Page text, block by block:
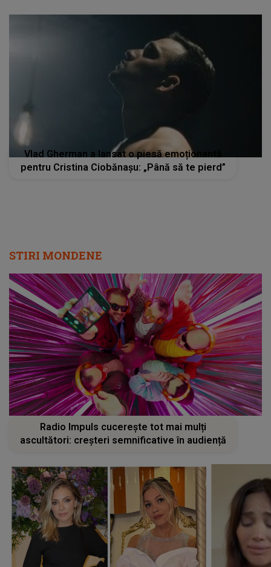
Vlad Gherman a lansat o piesă emoționantă
pentru Cristina Ciobănașu: „Până să te pierd”
STIRI MONDENE
Radio Impuls cucerește tot mai mulți
ascultători: creșteri semnificative în audiență